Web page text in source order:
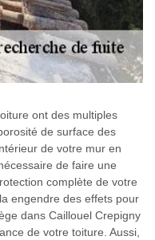
ont des multiples
de surface des
de votre mur en
de faire une
complète de votre
engendre des effets pour
dans Caillouel Crepigny
de votre toiture. Aussi,